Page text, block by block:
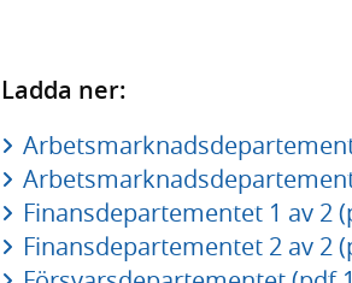
Ladda ner:
Finansdepartementet 1 av 2
Finansdepartementet 2 av 2